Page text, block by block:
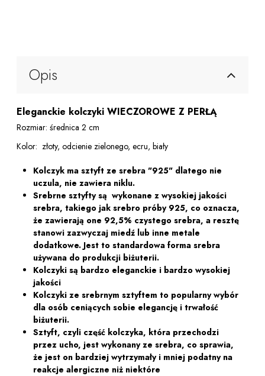
Opis
Eleganckie kolczyki WIECZOROWE Z PERŁĄ
Rozmiar: średnica 2 cm
Kolor: złoty, odcienie zielonego, ecru, biały
Kolczyk ma sztyft ze srebra "925" dlatego nie
uczula, nie zawiera niklu.
Srebrne sztyfty są wykonane z wysokiej jakości
srebra, takiego jak srebro próby 925, co oznacza,
że ​​zawierają one 92,5% czystego srebra, a resztę
stanowi zazwyczaj miedź lub inne metale
dodatkowe. Jest to standardowa forma srebra
używana do produkcji biżuterii.
Kolczyki są bardzo eleganckie i bardzo wysokiej
jakości
Kolczyki ze srebrnym sztyftem to popularny wybór
dla osób ceniących sobie elegancję i trwałość
biżuterii.
Sztyft, czyli część kolczyka, która przechodzi
przez ucho, jest wykonany ze srebra, co sprawia,
że ​​jest on bardziej wytrzymały i mniej podatny na
reakcje alergiczne niż niektóre